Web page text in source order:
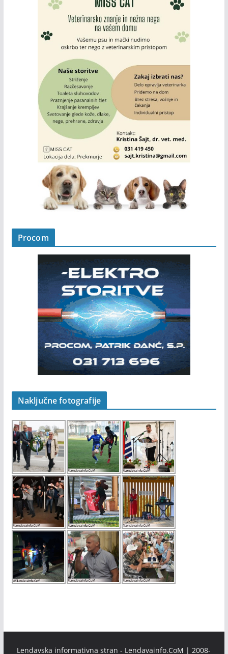
Procom
Naključne fotografije
Lendavska informativna stran - Lendavainfo.CoM | 2008-